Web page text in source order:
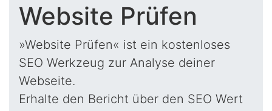
Website Prüfen
»Website Prüfen« ist ein kostenloses
SEO Werkzeug zur Analyse deiner
Webseite.
Erhalte den Bericht über den SEO Wert